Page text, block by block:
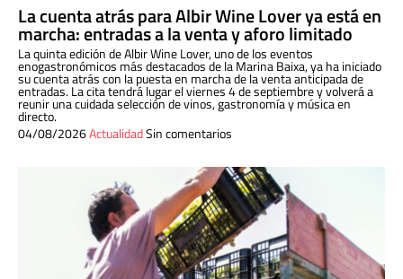
La cuenta atrás para Albir Wine Lover ya está en
marcha: entradas a la venta y aforo limitado
La quinta edición de Albir Wine Lover, uno de los eventos
enogastronómicos más destacados de la Marina Baixa, ya ha iniciado
su cuenta atrás con la puesta en marcha de la venta anticipada de
entradas. La cita tendrá lugar el viernes 4 de septiembre y volverá a
reunir una cuidada selección de vinos, gastronomía y música en
directo.
04/08/2026ActualidadSin comentarios